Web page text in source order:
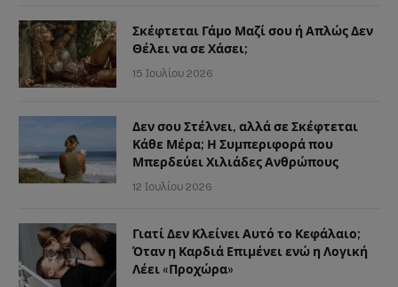
Σκέφτεται Γάμο Μαζί σου ή Απλώς Δεν
Θέλει να σε Χάσει;
15 Ιουλίου 2026
Δεν σου Στέλνει, αλλά σε Σκέφτεται
Κάθε Μέρα; Η Συμπεριφορά που
Μπερδεύει Χιλιάδες Ανθρώπους
12 Ιουλίου 2026
Γιατί Δεν Κλείνει Αυτό το Κεφάλαιο;
Όταν η Καρδιά Επιμένει ενώ η Λογική
Λέει «Προχώρα»